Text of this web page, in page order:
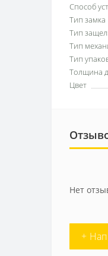
Способ
Тип замка
Тип
Тип
Тип
Толщина
Цвет
Нет
+